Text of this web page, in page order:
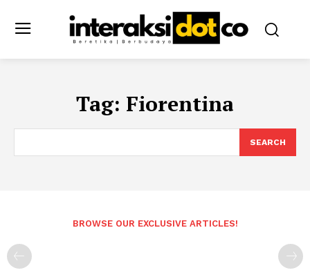
Tag: Fiorentina
SEARCH
BROWSE OUR EXCLUSIVE ARTICLES!